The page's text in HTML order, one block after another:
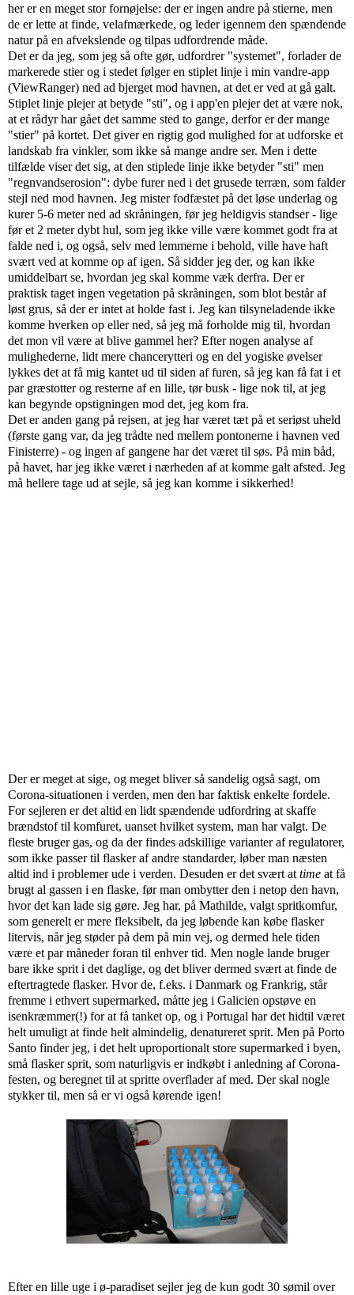
her er en meget stor fornøjelse: der er ingen andre på stierne, men
de er lette at finde, velafmærkede, og leder igennem den spændende
natur på en afvekslende og tilpas udfordrende måde.
Det er da jeg, som jeg så ofte gør, udfordrer "systemet", forlader de
markerede stier og i stedet følger en stiplet linje i min vandre-app
(ViewRanger) ned ad bjerget mod havnen, at det er ved at gå galt.
Stiplet linje plejer at betyde "sti", og i app'en plejer det at være nok,
at et rådyr har gået det samme sted to gange, derfor er der mange
"stier" på kortet. Det giver en rigtig god mulighed for at udforske et
landskab fra vinkler, som ikke så mange andre ser. Men i dette
tilfælde viser det sig, at den stiplede linje ikke betyder "sti" men
"regnvandserosion": dybe furer ned i det grusede terræn, som falder
stejl ned mod havnen. Jeg mister fodfæstet på det løse underlag og
kurer 5-6 meter ned ad skråningen, før jeg heldigvis standser - lige
før et 2 meter dybt hul, som jeg ikke ville være kommet godt fra at
falde ned i, og også, selv med lemmerne i behold, ville have haft
svært ved at komme op af igen. Så sidder jeg der, og kan ikke
umiddelbart se, hvordan jeg skal komme væk derfra. Der er
praktisk taget ingen vegetation på skråningen, som blot består af
løst grus, så der er intet at holde fast i. Jeg kan tilsyneladende ikke
komme hverken op eller ned, så jeg må forholde mig til, hvordan
det mon vil være at blive gammel her? Efter nogen analyse af
mulighederne, lidt mere chancerytteri og en del yogiske øvelser
lykkes det at få mig kantet ud til siden af furen, så jeg kan få fat i et
par græstotter og resterne af en lille, tør busk - lige nok til, at jeg
kan begynde opstigningen mod det, jeg kom fra.
Det er anden gang på rejsen, at jeg har været tæt på et seriøst uheld
(første gang var, da jeg trådte ned mellem pontonerne i havnen ved
Finisterre) - og ingen af gangene har det været til søs. På min båd,
på havet, har jeg ikke været i nærheden af at komme galt afsted. Jeg
må hellere tage ud at sejle, så jeg kan komme i sikkerhed!
Der er meget at sige, og meget bliver så sandelig også sagt, om
Corona-situationen i verden, men den har faktisk enkelte fordele.
For sejleren er det altid en lidt spændende udfordring at skaffe
brændstof til komfuret, uanset hvilket system, man har valgt. De
fleste bruger gas, og da der findes adskillige varianter af regulatorer,
som ikke passer til flasker af andre standarder, løber man næsten
altid ind i problemer ude i verden. Desuden er det svært attime at få
brugt al gassen i en flaske, før man ombytter den i netop den havn,
hvor det kan lade sig gøre. Jeg har, på Mathilde, valgt spritkomfur,
som generelt er mere fleksibelt, da jeg løbende kan købe flasker
litervis, når jeg støder på dem på min vej, og dermed hele tiden
være et par måneder foran til enhver tid. Men nogle lande bruger
bare ikke sprit i det daglige, og det bliver dermed svært at finde de
eftertragtede flasker. Hvor de, f.eks. i Danmark og Frankrig, står
fremme i ethvert supermarked, måtte jeg i Galicien opstøve en
isenkræmmer(!) for at få tanket op, og i Portugal har det hidtil været
helt umuligt at finde helt almindelig, denatureret sprit. Men på Porto
Santo finder jeg, i det helt uproportionalt store supermarked i byen,
små flasker sprit, som naturligvis er indkøbt i anledning af Corona-
festen, og beregnet til at spritte overflader af med. Der skal nogle
stykker til, men så er vi også kørende igen!
Efter en lille uge i ø-paradiset sejler jeg de kun godt 30 sømil over